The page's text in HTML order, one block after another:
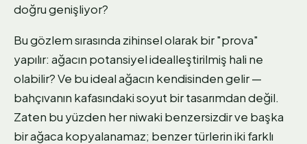
doğru genişliyor?
Bu gözlem sırasında zihinsel olarak bir "prova"
yapılır: ağacın potansiyel idealleştirilmiş hali ne
olabilir? Ve bu ideal ağacın kendisinden gelir —
bahçıvanın kafasındaki soyut bir tasarımdan değil.
Zaten bu yüzden her niwaki benzersizdir ve başka
bir ağaca kopyalanamaz; benzer türlerin iki farklı